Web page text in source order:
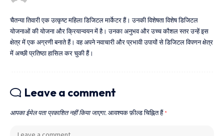
चैतन्या तिवारी एक उत्कृष्ट महिला डिजिटल मार्केटर हैं। उनकी विशेषता विशेष डिजिटल
योजनाओं की योजना और क्रियान्वयन में है। उनका अनुभव और उच्च कौशल स्तर उन्हें इस
क्षेत्र में एक अग्रणी बनाते हैं। वह अपने नवाचारी और प्रभावी उपायों से डिजिटल विपणन क्षेत्र
में अच्छी प्रतिष्ठा हासिल कर चुकी हैं।
Leave a comment
आपका ईमेल पता प्रकाशित नहीं किया जाएगा. आवश्यक फ़ील्ड चिह्नित हैं *